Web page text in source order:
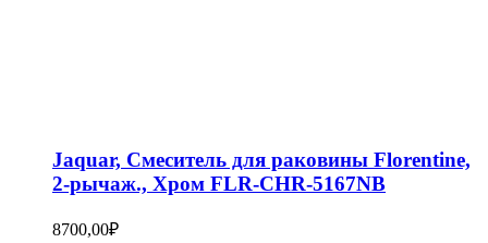
Jaquar, Смеситель для раковины Florentine,
2-рычаж., Хром FLR-CHR-5167NB
8700,00₽